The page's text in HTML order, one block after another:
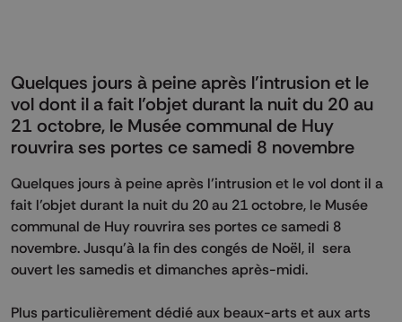
Quelques jours à peine après l’intrusion et le
vol dont il a fait l’objet durant la nuit du 20 au
21 octobre, le Musée communal de Huy
rouvrira ses portes ce samedi 8 novembre
Quelques jours à peine après l’intrusion et le vol dont il a
fait l’objet durant la nuit du 20 au 21 octobre, le Musée
communal de Huy rouvrira ses portes ce samedi 8
novembre. Jusqu'à la fin des congés de Noël, il sera
ouvert les samedis et dimanches après-midi.
Plus particulièrement dédié aux beaux-arts et aux arts